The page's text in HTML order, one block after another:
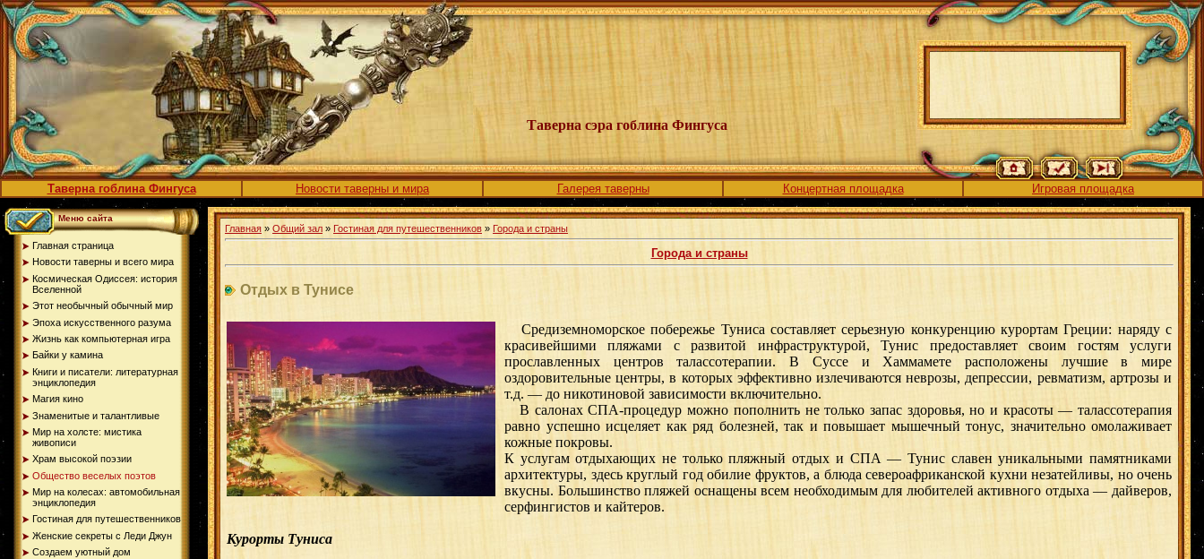
Таверна сэра гоблина Фингуса
Таверна гоблина Фингуса Новости таверны и мира Галерея таверны Концертная площадка Игровая площадка
Меню сайта
Главная страница
Новости таверны и всего мира
Космическая Одиссея: история
Вселенной
Этот необычный обычный мир
Эпоха искусственного разума
Жизнь как компьютерная игра
Байки у камина
Книги и писатели: литературная
энциклопедия
Магия кино
Знаменитые и талантливые
Мир на холсте: мистика
живописи
Храм высокой поэзии
Общество веселых поэтов
Мир на колесах: автомобильная
энциклопедия
Гостиная для путешественников
Женские секреты с Леди Джун
Создаем уютный дом
Главная » Общий зал » Гостиная для путешественников » Города и страны
Города и страны
Отдых в Тунисе
Средиземноморское побережье Туниса составляет серьезную конкуренцию курортам Греции: наряду с
красивейшими пляжами с развитой инфраструктурой, Тунис предоставляет своим гостям услуги
прославленных центров талассотерапии. В Суссе и Хаммамете расположены лучшие в мире
оздоровительные центры, в которых эффективно излечиваются неврозы, депрессии, ревматизм, артрозы и
т.д. — до никотиновой зависимости включительно.
В салонах СПА-процедур можно пополнить не только запас здоровья, но и красоты — талассотерапия
равно успешно исцеляет как ряд болезней, так и повышает мышечный тонус, значительно омолаживает
кожные покровы.
К услугам отдыхающих не только пляжный отдых и СПА — Тунис славен уникальными памятниками
архитектуры, здесь круглый год обилие фруктов, а блюда североафриканской кухни незатейливы, но очень
вкусны. Большинство пляжей оснащены всем необходимым для любителей активного отдыха — дайверов,
серфингистов и кайтеров.
Курорты Туниса